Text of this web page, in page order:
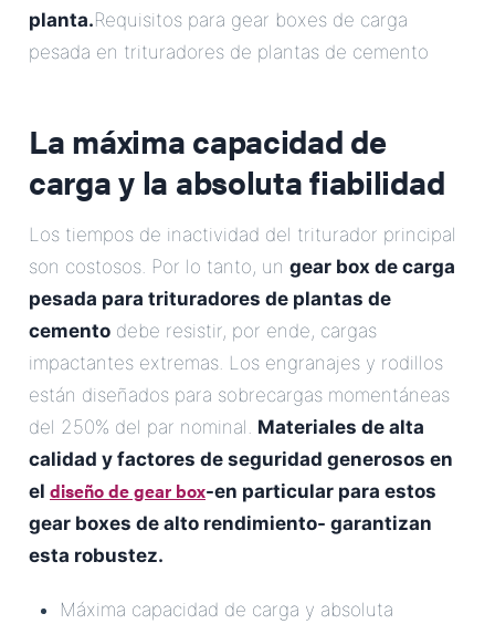
planta.Requisitos para gear boxes de carga
pesada en trituradores de plantas de cemento
La máxima capacidad de
carga y la absoluta fiabilidad
Los tiempos de inactividad del triturador principal
son costosos. Por lo tanto, un gear box de carga
pesada para trituradores de plantas de
cemento debe resistir, por ende, cargas
impactantes extremas. Los engranajes y rodillos
están diseñados para sobrecargas momentáneas
del 250% del par nominal. Materiales de alta
calidad y factores de seguridad generosos en
el diseño de gear box-en particular para estos
gear boxes de alto rendimiento- garantizan
esta robustez.
Máxima capacidad de carga y absoluta